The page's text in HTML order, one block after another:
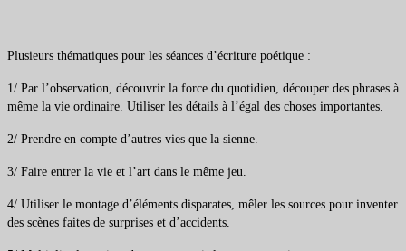
Plusieurs thématiques pour les séances d’écriture poétique :
1/ Par l’observation, découvrir la force du quotidien, découper des phrases à
même la vie ordinaire. Utiliser les détails à l’égal des choses importantes.
2/ Prendre en compte d’autres vies que la sienne.
3/ Faire entrer la vie et l’art dans le même jeu.
4/ Utiliser le montage d’éléments disparates, mêler les sources pour inventer
des scènes faites de surprises et d’accidents.